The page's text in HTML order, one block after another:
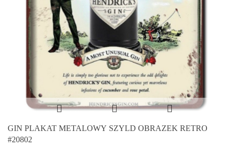
GIN PLAKAT METALOWY SZYLD OBRAZEK RETRO
#20802